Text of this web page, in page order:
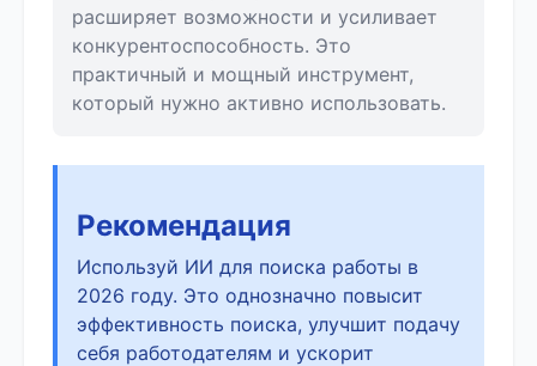
расширяет возможности и усиливает
конкурентоспособность. Это
практичный и мощный инструмент,
который нужно активно использовать.
Рекомендация
Используй ИИ для поиска работы в
2026 году. Это однозначно повысит
эффективность поиска, улучшит подачу
себя работодателям и ускорит